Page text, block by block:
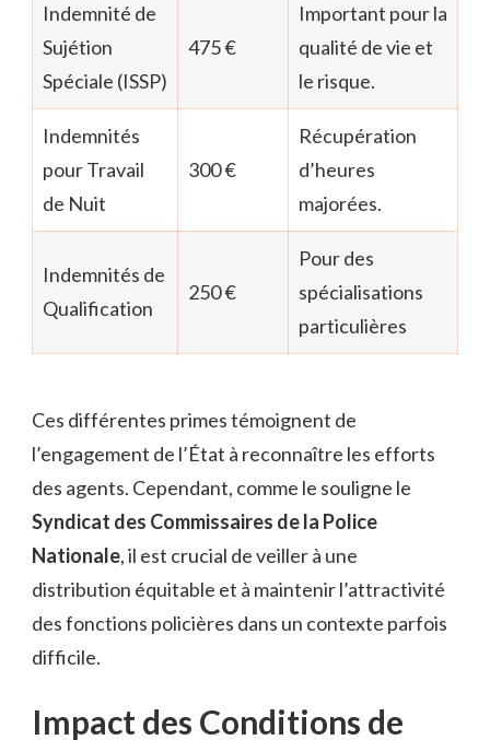
Indemnité de
Sujétion
Spéciale (ISSP)
475 €
Important pour la
qualité de vie et
le risque.
Indemnités
pour Travail
de Nuit
300 €
Récupération
d’heures
majorées.
Indemnités de
Qualification
250 €
Pour des
spécialisations
particulières
Ces différentes primes témoignent de
l’engagement de l’État à reconnaître les efforts
des agents. Cependant, comme le souligne le
Syndicat des Commissaires de la Police
Nationale, il est crucial de veiller à une
distribution équitable et à maintenir l’attractivité
des fonctions policières dans un contexte parfois
difficile.
Impact des Conditions de